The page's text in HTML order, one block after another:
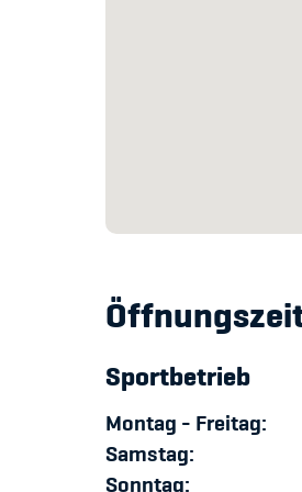
Sportbetrieb
Montag - Freitag:
Samstag:
Sonntag: